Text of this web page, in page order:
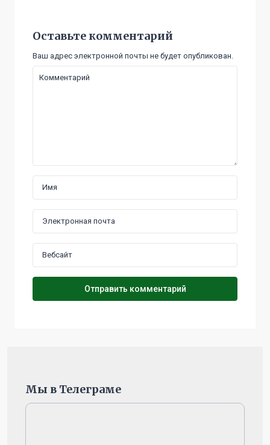
Оставьте комментарий
Ваш адрес электронной почты не будет опубликован.
Мы в Телеграме